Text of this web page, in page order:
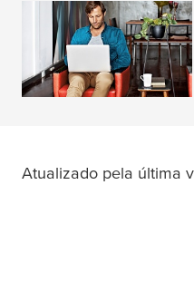
Suporte e Ajuda
LER MAIS
Atualizado pela última